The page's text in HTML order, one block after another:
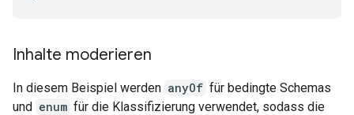
Inhalte moderieren
In diesem Beispiel werden anyOf für bedingte Schemas
und enum für die Klassifizierung verwendet, sodass die